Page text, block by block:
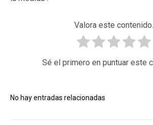
Valora este contenido.
Sé el primero en puntuar este
No hay entradas relacionadas